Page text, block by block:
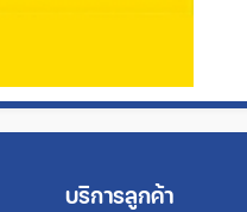
บริการลูกค้า